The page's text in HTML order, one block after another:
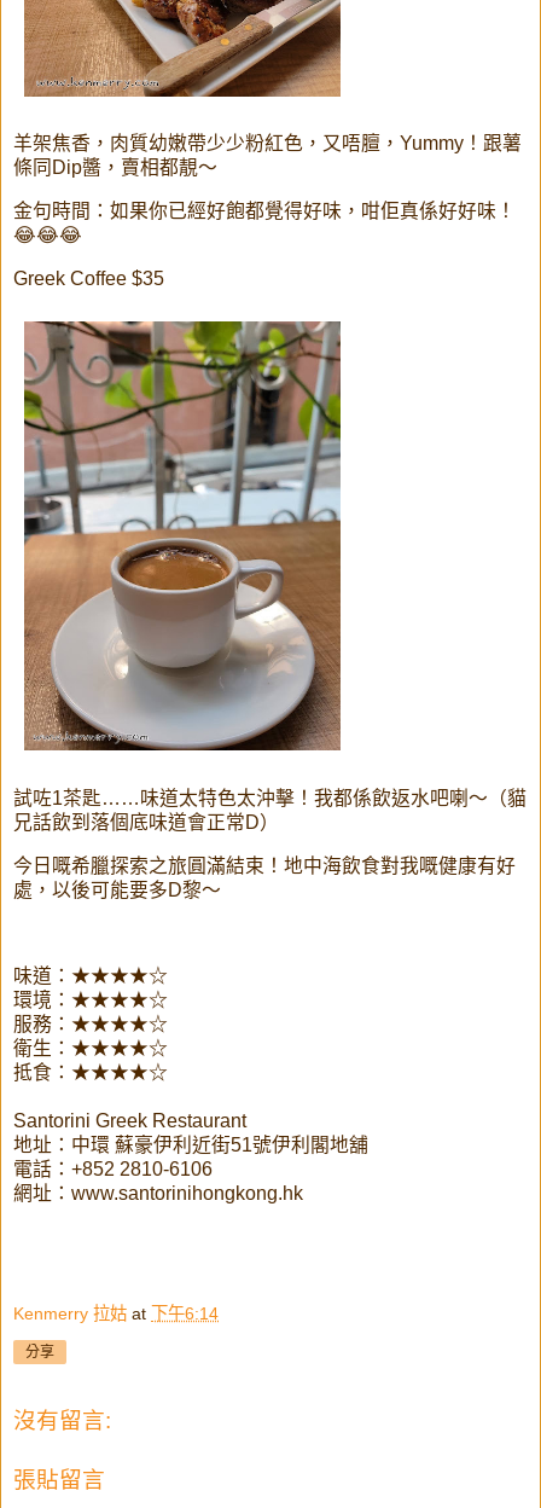
羊架焦香，肉質幼嫩帶少少粉紅色，又唔膻，Yummy！跟薯
條同Dip醬，賣相都靚～
金句時間：如果你已經好飽都覺得好味，咁佢真係好好味！
😂😂😂
Greek Coffee $35
試咗1茶匙……味道太特色太沖擊！我都係飲返水吧喇～（貓
兄話飲到落個底味道會正常D）
今日嘅希臘探索之旅圓滿結束！地中海飲食對我嘅健康有好
處，以後可能要多D黎～
味道：★★★★☆
環境：★★★★☆
服務：★★★★☆
衛生：★★★★☆
抵食：★★★★☆
Santorini Greek Restaurant
地址：中環 蘇豪伊利近街51號伊利閣地舖
電話：+852 2810-6106
網址：www.santorinihongkong.hk
Kenmerry 拉姑 at 下午6:14
分享
沒有留言:
張貼留言